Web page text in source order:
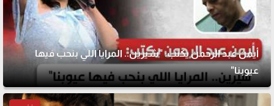
أيمن عبد الرحمن يكتب: "شيرين.. المرايا اللي بنحب فيها
عيوبنا"